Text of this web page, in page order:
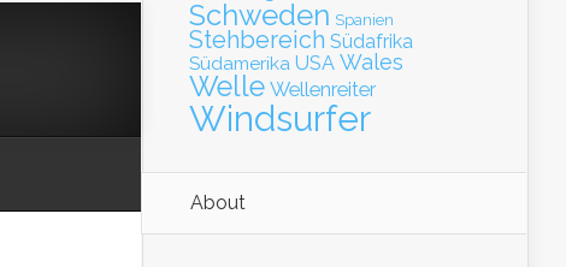
Schweden Spanien
Stehbereich Südafrika
Südamerika USA Wales
Welle Wellenreiter
Windsurfer
About